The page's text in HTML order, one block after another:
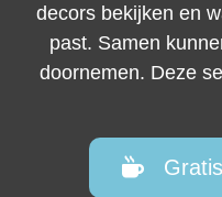
decors bekijken en
past. Samen
doornemen. Deze